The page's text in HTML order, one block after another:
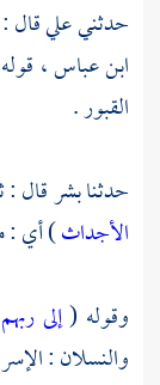
حدثنيعليقال
ابن عباس ،
القبور .
حدثنابشرقال :
الأجداث) أي :
وقوله (إلى
والنسلان :